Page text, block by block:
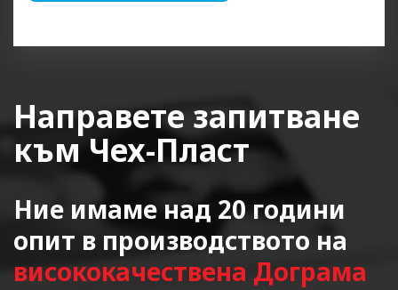
Направете запитване
към Чех-Пласт
Ние имаме над 20 години
опит в производството на
висококачествена Дограма